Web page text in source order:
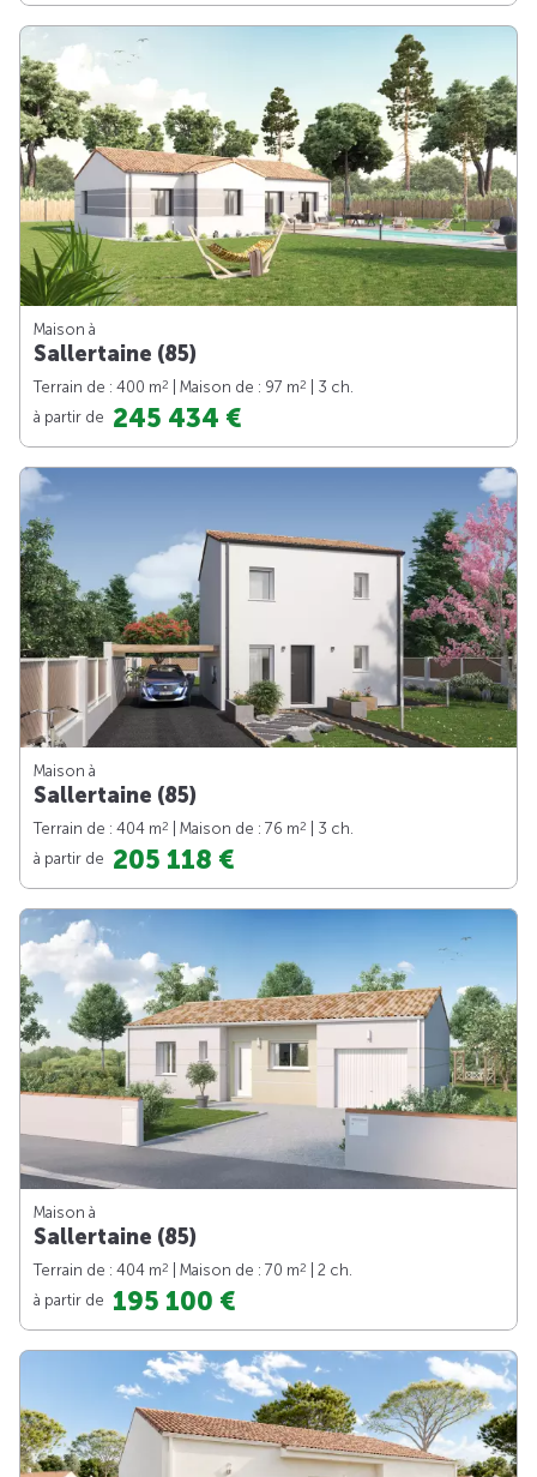
Maison à
Sallertaine (85)
Terrain de : 400 m2 | Maison de : 97 m2
| 3 ch.
à partir de 245 434 €
Maison à
Sallertaine (85)
Terrain de : 404 m2 | Maison de : 76 m2
| 3 ch.
à partir de 205 118 €
Maison à
Sallertaine (85)
Terrain de : 404 m2 | Maison de : 70 m2
| 2 ch.
à partir de 195 100 €